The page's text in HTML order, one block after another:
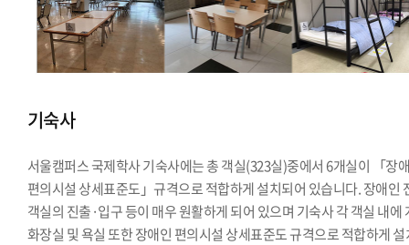
기숙사
서울캠퍼스 국제학사 기숙사에는 총 객실(323실)중에서 6개실이 「장
편의시설 상세표준도」규격으로 적합하게 설치되어 있습니다. 장애인
객실의 진출·입구 등이 매우 원활하게 되어 있으며 기숙사 각 객실 내에
화장실 및 욕실 또한 장애인 편의시설 상세표준도 규격으로 적합하게